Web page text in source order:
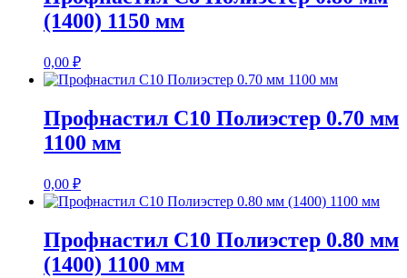
(1400) 1150 мм
0,00 ₽
Профнастил С10 Полиэстер 0.70 мм
1100 мм
0,00 ₽
Профнастил С10 Полиэстер 0.80 мм
(1400) 1100 мм